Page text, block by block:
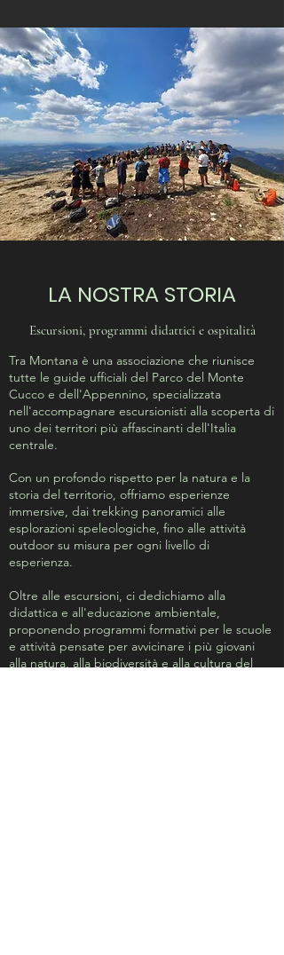
LA NOSTRA STORIA
Escursioni, programmi didattici e ospitalità
Tra Montana è una associazione che riunisce
tutte le guide ufficiali del Parco del Monte
Cucco e dell'Appennino, specializzata
nell'accompagnare escursionisti alla scoperta di
uno dei territori più affascinanti dell'Italia
centrale.
Con un profondo rispetto per la natura e la
storia del territorio, offriamo esperienze
immersive, dai trekking panoramici alle
esplorazioni speleologiche, fino alle attività
outdoor su misura per ogni livello di
esperienza.
Oltre alle escursioni, ci dedichiamo alla
didattica e all'educazione ambientale,
proponendo programmi formativi per le scuole
e attività pensate per avvicinare i più giovani
alla natura, alla biodiversità e alla cultura del